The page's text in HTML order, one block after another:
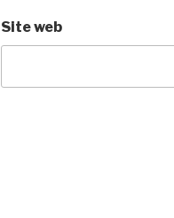
Site web